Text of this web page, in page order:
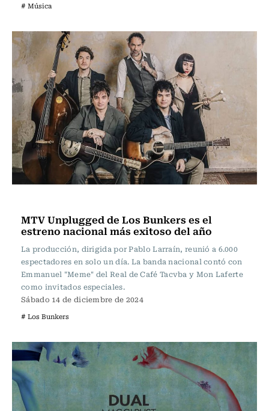
# Música
MTV Unplugged de Los Bunkers es el
estreno nacional más exitoso del año
La producción, dirigida por Pablo Larraín, reunió a 6.000
espectadores en solo un día. La banda nacional contó con
Emmanuel "Meme" del Real de Café Tacvba y Mon Laferte
como invitados especiales.
Sábado 14 de diciembre de 2024
# Los Bunkers